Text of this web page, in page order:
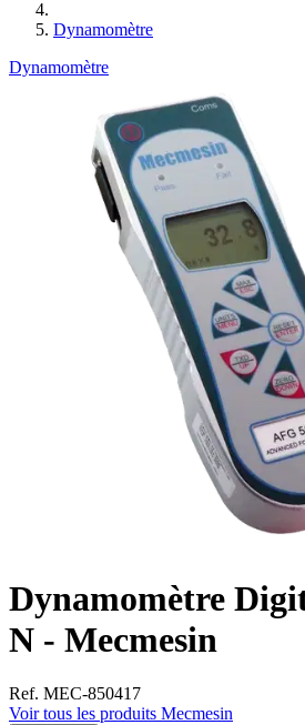
Dynamomètre
Dynamomètre
Dynamomètre
N - Mecmesin
Ref. MEC-850417
Voir tous les produits Mecmesin